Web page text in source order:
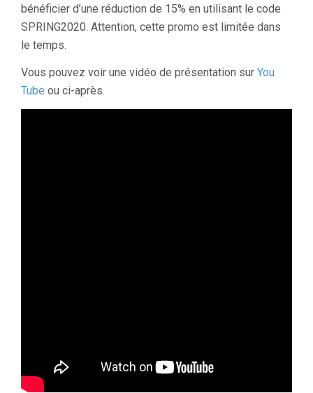
bénéficier d’une réduction de 15% en utilisant le code
SPRING2020. Attention, cette promo est limitée dans
le temps.
Vous pouvez voir une vidéo de présentation sur You
Tube ou ci-après.